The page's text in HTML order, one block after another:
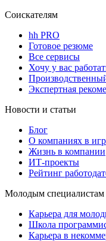
Соискателям
hh PRO
Готовое резюме
Все сервисы
Хочу у вас
Экспертная
Новости и статьи
Блог
О компаниях в
Жизнь в компании
ИТ-проекты
Рейтинг
Молодым специалистам
Карьера для
Школа
Карьера в